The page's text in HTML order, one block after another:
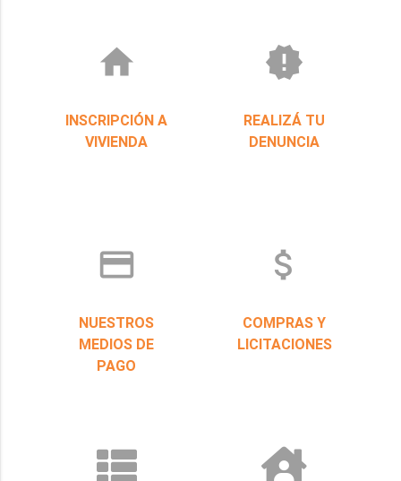
home
INSCRIPCIÓN A
VIVIENDA
new_releases
REALIZÁ TU
DENUNCIA
credit_card
NUESTROS
MEDIOS DE
PAGO
attach_money
COMPRAS Y
LICITACIONES